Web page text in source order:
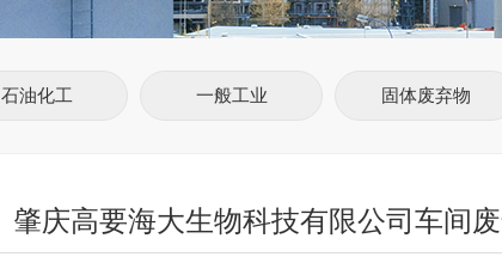
石油化工 一般工业 固体废弃物
肇庆高要海大生物科技有限公司车间